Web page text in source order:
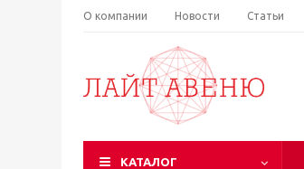
О компании Новости Статьи
КАТАЛОГ